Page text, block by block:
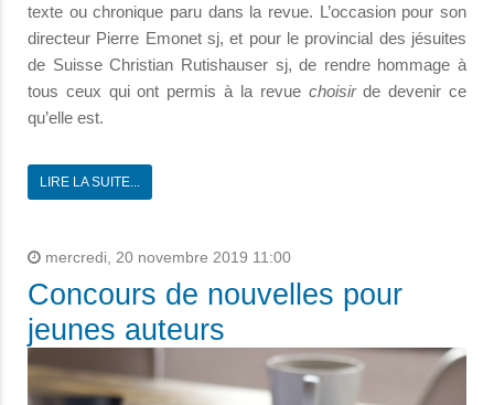
texte ou chronique paru dans la revue. L’occasion pour son
directeur Pierre Emonet sj, et pour le provincial des jésuites
de Suisse Christian Rutishauser sj, de rendre hommage à
tous ceux qui ont permis à la revue choisirde devenir ce
qu’elle est.
LIRE LA SUITE...
mercredi, 20 novembre 2019 11:00
Concours de nouvelles pour
jeunes auteurs